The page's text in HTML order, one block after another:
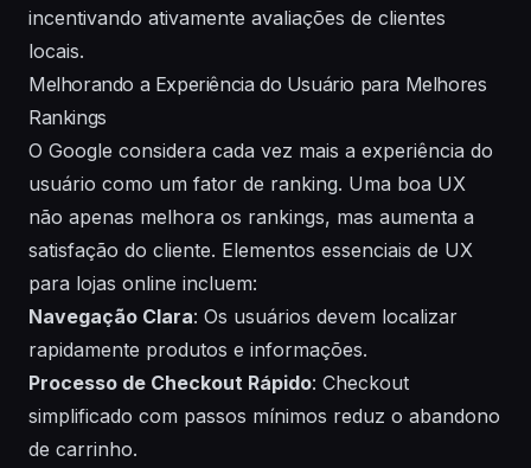
incentivando ativamente avaliações de clientes
locais.
Melhorando a Experiência do Usuário para Melhores
Rankings
O Google considera cada vez mais a experiência do
usuário como um fator de ranking. Uma boa UX
não apenas melhora os rankings, mas aumenta a
satisfação do cliente. Elementos essenciais de UX
para lojas online incluem:
Navegação Clara: Os usuários devem localizar
rapidamente produtos e informações.
Processo de Checkout Rápido: Checkout
simplificado com passos mínimos reduz o abandono
de carrinho.